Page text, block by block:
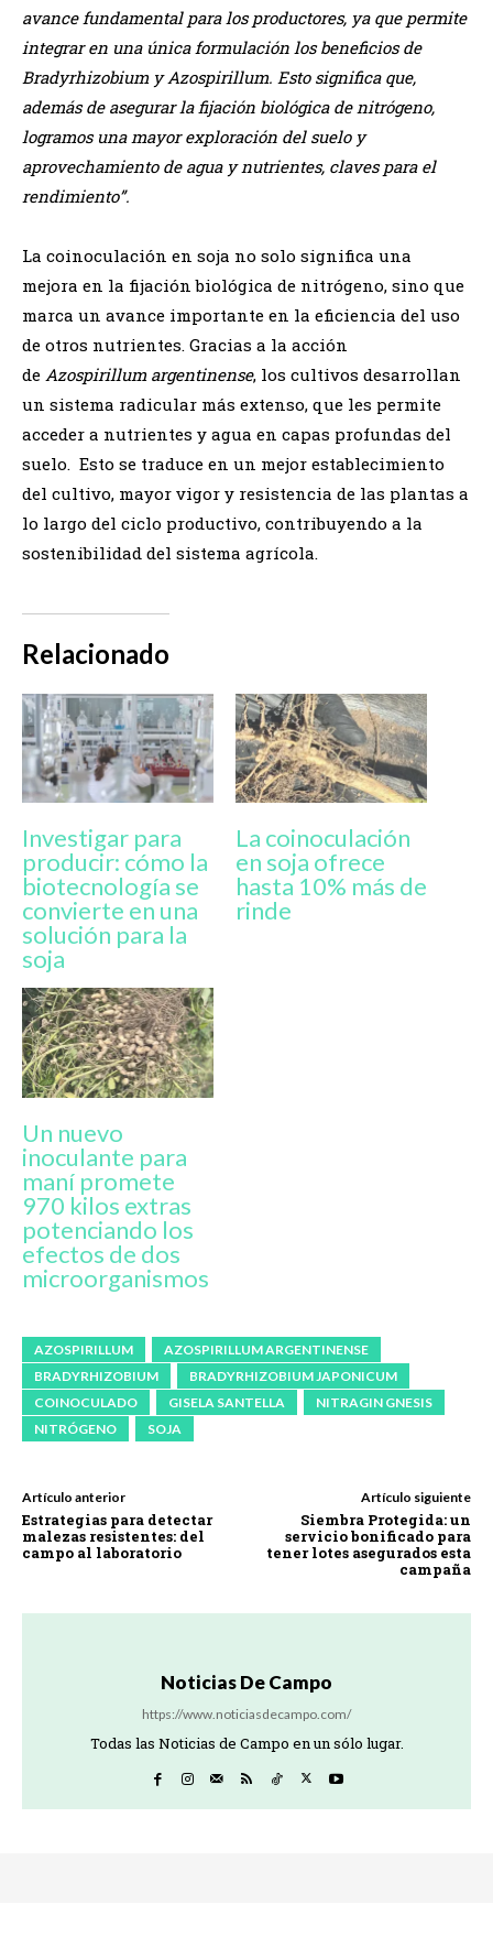
avance fundamental para los productores, ya que permite
integrar en una única formulación los beneficios de
Bradyrhizobium y Azospirillum. Esto significa que,
además de asegurar la fijación biológica de nitrógeno,
logramos una mayor exploración del suelo y
aprovechamiento de agua y nutrientes, claves para el
rendimiento”.
La coinoculación en soja no solo significa una
mejora en la fijación biológica de nitrógeno, sino que
marca un avance importante en la eficiencia del uso
de otros nutrientes. Gracias a la acción
de Azospirillum argentinense, los cultivos desarrollan
un sistema radicular más extenso, que les permite
acceder a nutrientes y agua en capas profundas del
suelo. Esto se traduce en un mejor establecimiento
del cultivo, mayor vigor y resistencia de las plantas a
lo largo del ciclo productivo, contribuyendo a la
sostenibilidad del sistema agrícola.
Relacionado
Investigar para
producir: cómo la
biotecnología se
convierte en una
solución para la
soja
La coinoculación
en soja ofrece
hasta 10% más de
rinde
Un nuevo
inoculante para
maní promete
970 kilos extras
potenciando los
efectos de dos
microorganismos
AZOSPIRILLUM
AZOSPIRILLUM ARGENTINENSE
BRADYRHIZOBIUM
BRADYRHIZOBIUM JAPONICUM
COINOCULADO
GISELA SANTELLA
NITRAGIN GNESIS
NITRÓGENO
SOJA
Artículo anterior
Estrategias para detectar
malezas resistentes: del
campo al laboratorio
Artículo siguiente
Siembra Protegida: un
servicio bonificado para
tener lotes asegurados esta
campaña
Noticias De Campo
https://www.noticiasdecampo.com/
Todas las Noticias de Campo en un sólo lugar.